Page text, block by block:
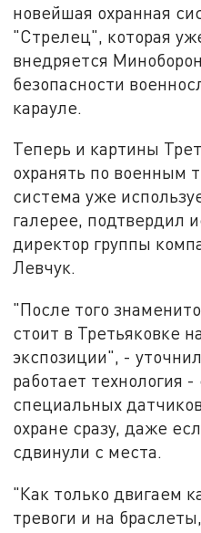
новейшая охранная
"Стрелец", которая
внедряется
безопасности
карауле.
Теперь и картины
охранять по военным
система уже
галерее, подтвердил
директор группы
Левчук.
"После того
стоит в Третьяковке
экспозиции", -
работает технология
специальных
охране сразу, даже
сдвинули с места.
"Как только двигаем
тревоги и на